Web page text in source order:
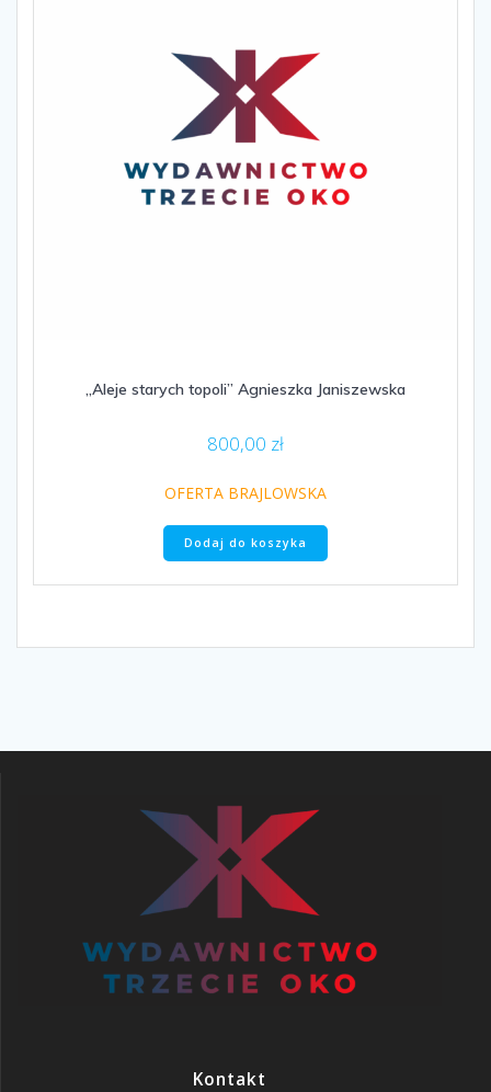
„Aleje starych topoli” Agnieszka Janiszewska
800,00 zł
OFERTA BRAJLOWSKA
Dodaj do koszyka
Kontakt